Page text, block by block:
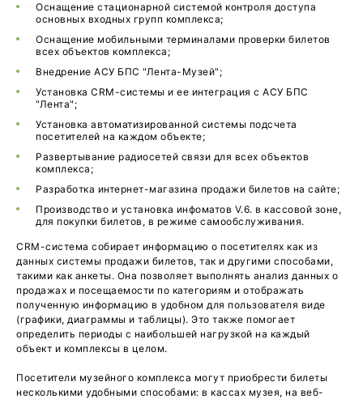
Оснащение стационарной системой контроля доступа
основных входных групп комплекса;
Оснащение мобильными терминалами проверки билетов
всех объектов комплекса;
Внедрение АСУ БПС "Лента-Музей";
Установка CRM-системы и ее интеграция с АСУ БПС
"Лента";
Установка автоматизированной системы подсчета
посетителей на каждом объекте;
Развертывание радиосетей связи для всех объектов
комплекса;
Разработка интернет-магазина продажи билетов на сайте;
Производство и установка инфоматов V.6. в кассовой зоне,
для покупки билетов, в режиме самообслуживания.
CRM-система собирает информацию о посетителях как из
данных системы продажи билетов, так и другими способами,
такими как анкеты. Она позволяет выполнять анализ данных о
продажах и посещаемости по категориям и отображать
полученную информацию в удобном для пользователя виде
(графики, диаграммы и таблицы). Это также помогает
определить периоды с наибольшей нагрузкой на каждый
объект и комплексы в целом.
Посетители музейного комплекса могут приобрести билеты
несколькими удобными способами: в кассах музея, на веб-